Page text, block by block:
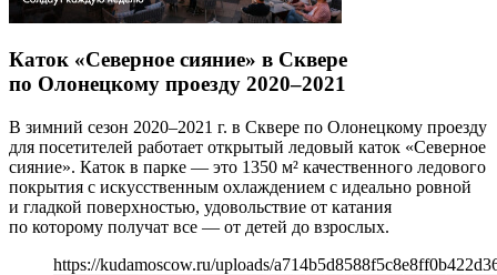
Каток «Северное сияние» в Сквере
по Олонецкому проезду 2020–2021
В зимний сезон 2020–2021 г. в Сквере по Олонецкому проезду
для посетителей работает открытый ледовый каток «Северное
сияние». Каток в парке — это 1350 м² качественного ледового
покрытия с искусственным охлаждением с идеально ровной
и гладкой поверхностью, удовольствие от катания
по которому получат все — от детей до взрослых.
https://kudamoscow.ru/uploads/